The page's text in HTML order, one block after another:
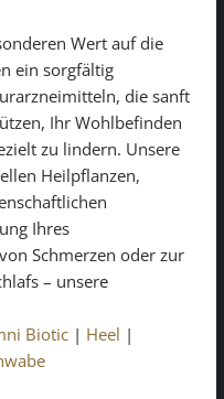
Wert auf die
ein sorgfältig
die sanft
Ihr Wohlbefinden
zu lindern. Unsere
Heilpflanzen,
Ihres
Schmerzen oder zur
– unsere
Biotic | Heel |